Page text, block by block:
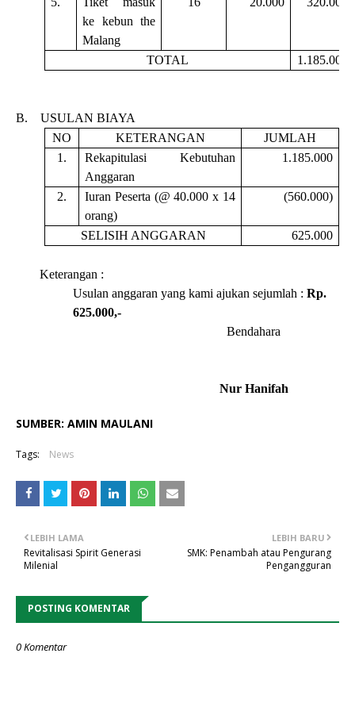
ke kebun the
Malang
TOTAL 1.185.000
B.
USULAN BIAYA
NO
KETERANGAN
JUMLAH
1.
Rekapitulasi Kebutuhan
Anggaran
1.185.000
2.
Iuran Peserta (@ 40.000 x 14
orang)
(560.000)
SELISIH ANGGARAN 625.000
Keterangan :
Usulan anggaran yang kami ajukan sejumlah : Rp.
625.000,-
Bendahara
Nur Hanifah
SUMBER: AMIN MAULANI
Tags: News
LEBIH BARU
SMK: Penambah atau Pengurang
Pengangguran
LEBIH LAMA
Revitalisasi Spirit Generasi
Milenial
POSTING KOMENTAR
0 Komentar